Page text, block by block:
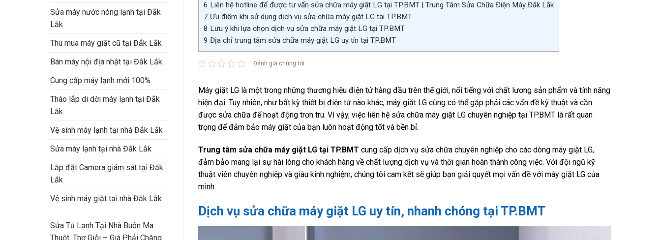
Sửa máy nước nóng lạnh tại Đắk
Lắk
Thu mua máy giặt cũ tại Đắk Lắk
Bán máy nội địa nhật tại Đắk Lắk
Cung cấp máy lạnh mới 100%
Tháo lắp di dời máy lạnh tại Đắk
Lắk
Vệ sinh máy lạnh tại nhà Đắk Lắk
Sửa máy lạnh tại nhà Đắk Lắk
Lắp đặt Camera giám sát tại Đắk
Lắk
Vệ sinh máy giặt tại nhà Đắk Lắk
Sửa Tủ Lạnh Tại Nhà Buôn Ma
Thuột, Thợ Giỏi – Giá Phải Chăng
6 Liên hệ hotline để được tư vấn sửa chữa máy giặt LG tại TP.BMT | Trung Tâm Sửa Chữa Điện Máy Đắk Lắk
7 Ưu điểm khi sử dụng dịch vụ sửa chữa máy giặt LG tại TP.BMT
8 Lưu ý khi lựa chọn dịch vụ sửa chữa máy giặt LG tại TP.BMT
9 Địa chỉ trung tâm sửa chữa máy giặt LG uy tín tại TP.BMT
Đánh giá chúng tôi
Máy giặt LG là một trong những thương hiệu điện tử hàng đầu trên thế giới, nổi tiếng với chất lượng sản phẩm và tính năng
hiện đại. Tuy nhiên, như bất kỳ thiết bị điện tử nào khác, máy giặt LG cũng có thể gặp phải các vấn đề kỹ thuật và cần
được sửa chữa để hoạt động trơn tru. Vì vậy, việc liên hệ sửa chữa máy giặt LG chuyên nghiệp tại TP.BMT là rất quan
trọng để đảm bảo máy giặt của bạn luôn hoạt động tốt và bền bỉ.
Trung tâm sửa chữa máy giặt LG tại TP.BMT cung cấp dịch vụ sửa chữa chuyên nghiệp cho các dòng máy giặt LG,
đảm bảo mang lại sự hài lòng cho khách hàng về chất lượng dịch vụ và thời gian hoàn thành công việc. Với đội ngũ kỹ
thuật viên chuyên nghiệp và giàu kinh nghiệm, chúng tôi cam kết sẽ giúp bạn giải quyết mọi vấn đề với máy giặt LG của
mình.
Dịch vụ sửa chữa máy giặt LG uy tín, nhanh chóng tại TP.BMT